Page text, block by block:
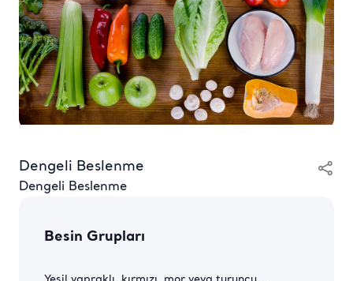
Dengeli Beslenme
Dengeli Beslenme
Besin Grupları